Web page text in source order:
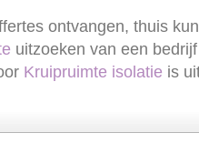
ontvangen, thuis
uitzoeken van een
Kruipruimte isolatie is